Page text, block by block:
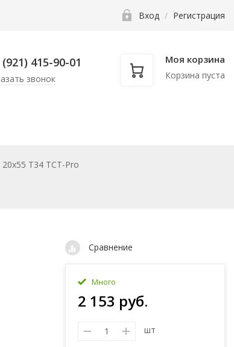
Вход / Регистрация
(921) 415-90-01
звонок
Моя корзина
Корзина пуста
T34 TCT-Pro
Сравнение
Много
2 153 руб.
шт